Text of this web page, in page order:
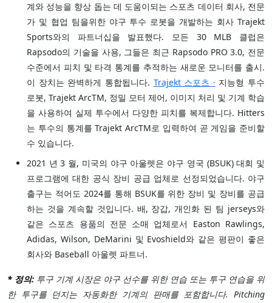
계와 성능을 향상 돕는 데 도움이되는 스포츠 데이터 회사, 전문
가 및 협업 팀을위한 야구 투수 로봇을 개발하는 회사 Trajekt
Sports와의 파트너십을 발표했다. 모든 30 MLB 클럽은
Rapsodo의 기술을 사용, 그들은 최근 Rapsodo PRO 3.0, 전문
수준에서 피치 및 타격 통계를 추적하는 새로운 모니터를 출시.
이 장치는 완벽하게 통합됩니다. Trajekt 스포츠 · 지능형 투수
로봇, Trajekt ArcTM, 정밀 모터 제어, 이미지 처리 및 기계 학습
을 사용하여 실제 투수에서 다양한 피치를 복제합니다. Hitters
는 투수의 통계를 Trajekt ArcTM로 입력하여 곧 게임을 준비할
수 있습니다.
2021 년 3 월, 미국의 야구 아울렛은 야구 영국 (BSUK) 대회 및
프로그램에 대한 공식 장비 공급 업체로 선정되었습니다. 야구
출구는 적어도 2024를 통해 BSUK를 위한 장비 및 장비를 공급
하는 것을 계속할 것입니다. 배, 장갑, 개인화 된 팀 jerseys와
같은 스포츠 용품의 전문 소매 업체로서 Easton Rawlings,
Adidas, Wilson, DeMarini 및 Evoshield와 같은 평판이 좋은
회사와 Baseball 아울렛 파트너.
* 정의: 투구 기계 시장은 야구 선수를 위한 연습 또는 투구 연습을 위
한 투구를 던지는 자동화한 기계의 판매를 포함합니다. Pitching